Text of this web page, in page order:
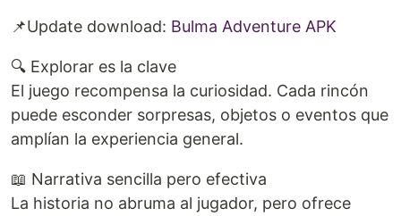
📌Update download: Bulma Adventure APK
🔍 Explorar es la clave
El juego recompensa la curiosidad. Cada rincón
puede esconder sorpresas, objetos o eventos que
amplían la experiencia general.
📖 Narrativa sencilla pero efectiva
La historia no abruma al jugador, pero ofrece